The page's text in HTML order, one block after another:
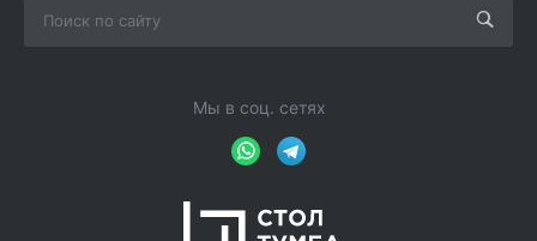
Мы в соц. сетях